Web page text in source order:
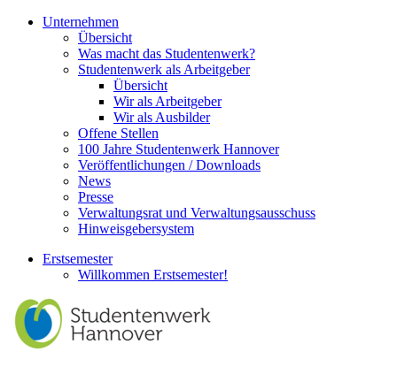
Unternehmen
Übersicht
Was macht das Studentenwerk?
Studentenwerk als Arbeitgeber
Übersicht
Wir als Arbeitgeber
Wir als Ausbilder
Offene Stellen
100 Jahre Studentenwerk Hannover
Veröffentlichungen / Downloads
News
Presse
Verwaltungsrat und Verwaltungsausschuss
Hinweisgebersystem
Erstsemester
Willkommen Erstsemester!